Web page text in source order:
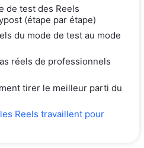
de test des Reels
(étape par étape)
du mode de test au mode
réels de professionnels
tirer le meilleur parti du
Reels travaillent pour